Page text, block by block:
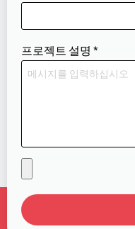
프로젝트 설명 *